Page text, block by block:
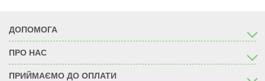
ДОПОМОГА
ПРО НАС
ПРИЙМАЄМО ДО ОПЛАТИ